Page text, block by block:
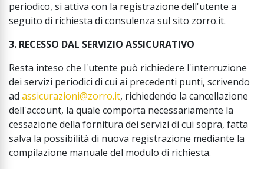
periodico, si attiva con la registrazione dell'utente a
seguito di richiesta di consulenza sul sito zorro.it.
3. RECESSO DAL SERVIZIO ASSICURATIVO
Resta inteso che l'utente può richiedere l'interruzione
dei servizi periodici di cui ai precedenti punti, scrivendo
ad assicurazioni@zorro.it, richiedendo la cancellazione
dell'account, la quale comporta necessariamente la
cessazione della fornitura dei servizi di cui sopra, fatta
salva la possibilità di nuova registrazione mediante la
compilazione manuale del modulo di richiesta.